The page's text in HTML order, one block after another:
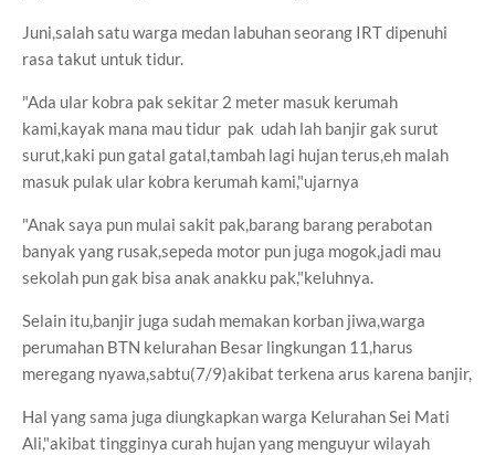
Juni,salah satu warga medan labuhan seorang IRT dipenuhi
rasa takut untuk tidur.
"Ada ular kobra pak sekitar 2 meter masuk kerumah
kami,kayak mana mau tidur pak udah lah banjir gak surut
surut,kaki pun gatal gatal,tambah lagi hujan terus,eh malah
masuk pulak ular kobra kerumah kami,"ujarnya
"Anak saya pun mulai sakit pak,barang barang perabotan
banyak yang rusak,sepeda motor pun juga mogok,jadi mau
sekolah pun gak bisa anak anakku pak,"keluhnya.
Selain itu,banjir juga sudah memakan korban jiwa,warga
perumahan BTN kelurahan Besar lingkungan 11,harus
meregang nyawa,sabtu(7/9)akibat terkena arus karena banjir,
Hal yang sama juga diungkapkan warga Kelurahan Sei Mati
Ali,"akibat tingginya curah hujan yang menguyur wilayah